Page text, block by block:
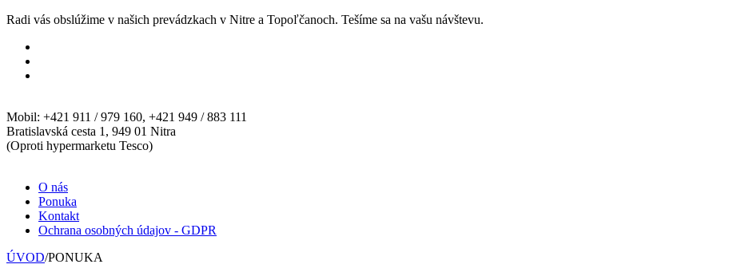
Radi vás obslúžime v našich prevádzkach v Nitre a Topoľčanoch. Tešíme sa na vašu návštevu.
Mobil: +421 911 / 979 160, +421 949 / 883 111
Bratislavská cesta 1, 949 01 Nitra
(Oproti hypermarketu Tesco)
O nás
Ponuka
Kontakt
Ochrana osobných údajov - GDPR
ÚVOD/PONUKA